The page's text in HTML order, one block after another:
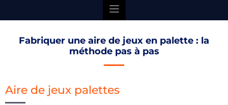
Fabriquer une aire de jeux en palette : la
méthode pas à pas
Aire de jeux palettes